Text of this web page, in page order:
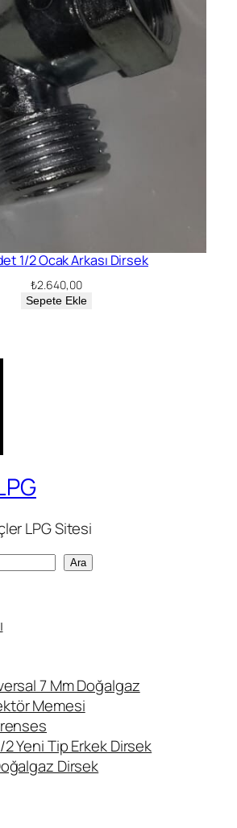
1/2 Ocak Arkası Dirsek
₺2.640,00
Sepete Ekle
LPG Sitesi
Ara
7 Mm Doğalgaz
Memesi
Yeni Tip Erkek Dirsek
Dirsek